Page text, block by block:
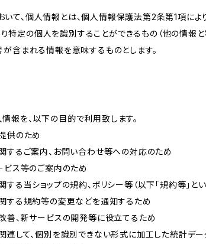
いて、個人情報とは、個人情報保護法第2条第1項に
特定の個人を識別することができるもの（他の情報
が含まれる情報を意味するものとします。
報を、以下の目的で利用致します。
供のため
関するご案内、お問い合わせ等への対応のため
ビス等のご案内のため
する当ショップの規約、ポリシー等（以下「規約等」
関する規約等の変更などを通知するため
改善、新サービスの開発等に役立てるため
関連して、個別を識別できない形式に加工した統計デ